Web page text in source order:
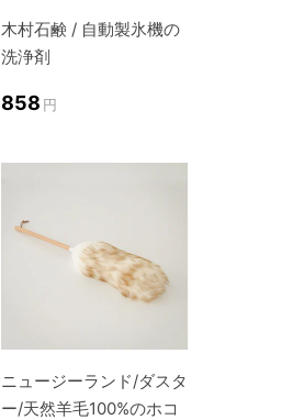
木村石鹸 / 自動製氷機の
洗浄剤
858 円
ニュージーランド/ダスタ
ー/天然羊毛100%のホコ